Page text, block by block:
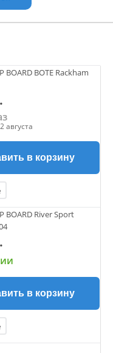
BOARD BOTE Rackham
августа
в корзину
BOARD River Sport
в корзину